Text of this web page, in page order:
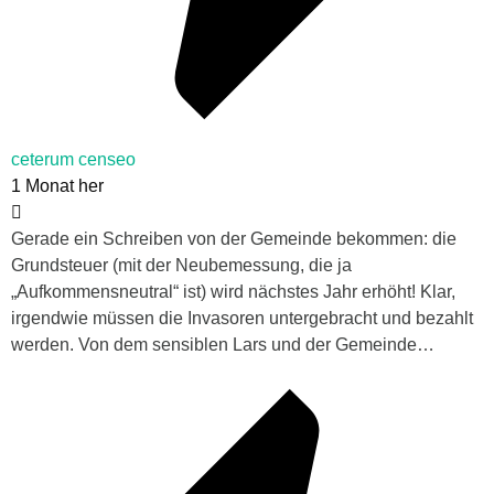
ceterum censeo
1 Monat her
Gerade ein Schreiben von der Gemeinde bekommen: die
Grundsteuer (mit der Neubemessung, die ja
„Aufkommensneutral“ ist) wird nächstes Jahr erhöht! Klar,
irgendwie müssen die Invasoren untergebracht und bezahlt
werden. Von dem sensiblen Lars und der Gemeinde…